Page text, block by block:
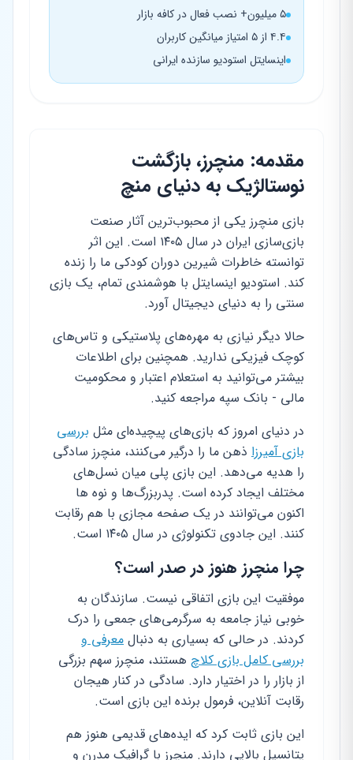
۵ میلیون+ نصب فعال در کافه بازار
۴.۴ از ۵ امتیاز میانگین کاربران
اینسایتل استودیو سازنده ایرانی
مقدمه: منچرز، بازگشت
نوستالژیک به دنیای منچ
بازی منچرز یکی از محبوب‌ترین آثار صنعت
بازی‌سازی ایران در سال ۱۴۰۵ است. این اثر
توانسته خاطرات شیرین دوران کودکی ما را زنده
کند. استودیو اینسایتل با هوشمندی تمام، یک بازی
سنتی را به دنیای دیجیتال آورد.
حالا دیگر نیازی به مهره‌های پلاستیکی و تاس‌های
کوچک فیزیکی ندارید. همچنین برای اطلاعات
بیشتر می‌توانید به استعلام اعتبار و محکومیت
مالی - بانک سپه مراجعه کنید.
در دنیای امروز که بازی‌های پیچیده‌ای مثل بررسی
بازی آمیرزا ذهن ما را درگیر می‌کنند، منچرز سادگی
را هدیه می‌دهد. این بازی پلی میان نسل‌های
مختلف ایجاد کرده است. پدربزرگ‌ها و نوه ها
اکنون می‌توانند در یک صفحه مجازی با هم رقابت
کنند. این جادوی تکنولوژی در سال ۱۴۰۵ است.
چرا منچرز هنوز در صدر است؟
موفقیت این بازی اتفاقی نیست. سازندگان به
خوبی نیاز جامعه به سرگرمی‌های جمعی را درک
کردند. در حالی که بسیاری به دنبال معرفی و
بررسی کامل بازی کلاچ هستند، منچرز سهم بزرگی
از بازار را در اختیار دارد. سادگی در کنار هیجان
رقابت آنلاین، فرمول برنده این بازی است.
این بازی ثابت کرد که ایده‌های قدیمی هنوز هم
پتانسیل بالایی دارند. منچرز با گرافیک مدرن و